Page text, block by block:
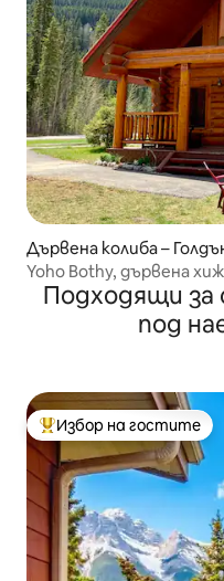
Дървена колиба –
Yoho Bothy, дървена
планини
Подходящи за
под
Най-популярен избор
Избор на гостите